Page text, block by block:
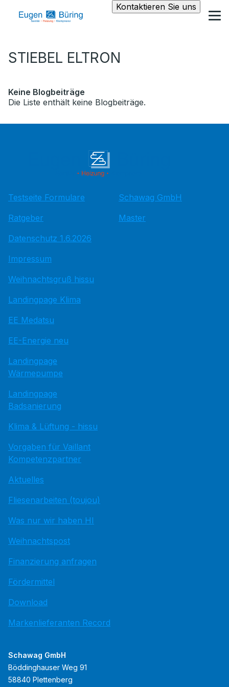
Kontaktieren Sie uns
STIEBEL ELTRON
Keine Blogbeiträge
Die Liste enthält keine Blogbeiträge.
Testseite Formulare
Ratgeber
Datenschutz 1.6.2026
Impressum
Weihnachtsgruß hissu
Landingpage Klima
EE Medatsu
EE-Energie neu
Landingpage
Wärmepumpe
Landingpage
Badsanierung
Klima & Lüftung - hissu
Vorgaben für Vaillant
Kompetenzpartner
Aktuelles
Fliesenarbeiten (toujou)
Was nur wir haben HI
Weihnachtspost
Finanzierung anfragen
Fördermittel
Download
Markenlieferanten Record
Schawag GmbH
Master
Schawag GmbH
Böddinghauser Weg 91
58840 Plettenberg